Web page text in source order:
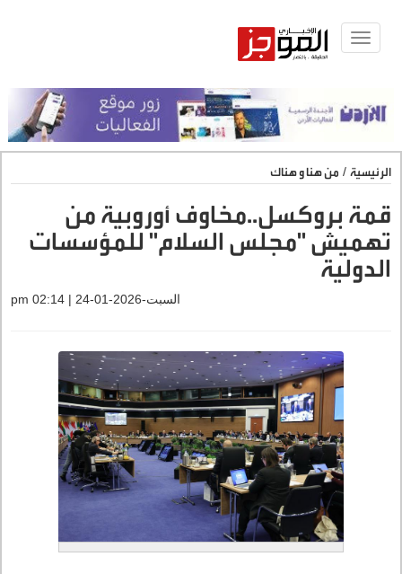
Toggle
الرئيسية / من هنا و هناك
قمة بروكسل..مخاوف أوروبية من
تهميش "مجلس السلام" للمؤسسات
الدولية
السبت-2026-01-24 | 02:14 pm